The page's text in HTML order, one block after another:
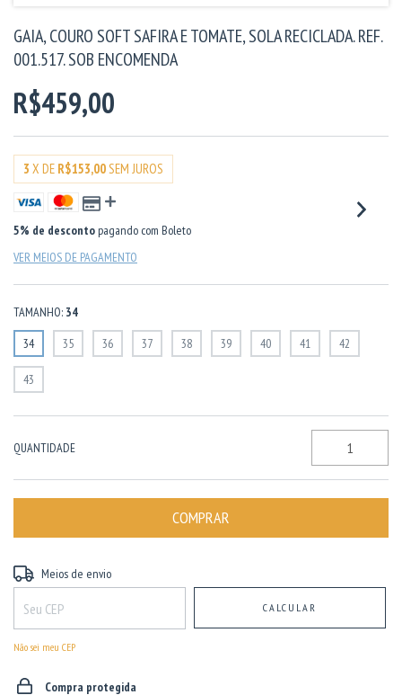
GAIA, COURO SOFT SAFIRA E TOMATE, SOLA RECICLADA. REF.
001.517. SOB ENCOMENDA
R$459,00
3 X DE R$153,00SEM JUROS
5% de descontopagando com Boleto
VER MEIOS DE PAGAMENTO
TAMANHO: 34
34
35 36 37 38 39 40 41 42
43
QUANTIDADE
Entregas para o CEP:
Meios de envio
CALCULAR
Não sei meu CEP
Compra protegida